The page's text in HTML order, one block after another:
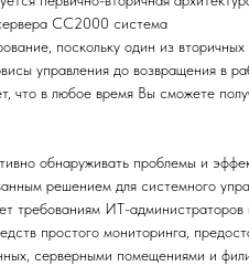
CC2000 система
поскольку один из вторичных
управления до возвращения в
что в любое время Вы сможете
обнаруживать проблемы и
решением для системного
требованиям ИТ-администраторов
простого мониторинга,
серверными помещениями и